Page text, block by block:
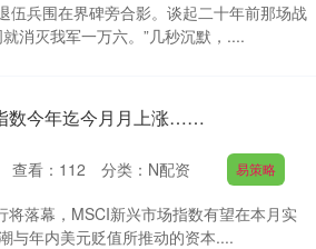
伍兵围在界碑旁合影。谈起二十年前那场战
消灭我军一万六。”几秒沉默，....
数今年迄今月月上涨……
查看： 112 分类： N配资 易策略
落幕，MSCI新兴市场指数有望在本月实
与年内美元贬值所推动的资本....